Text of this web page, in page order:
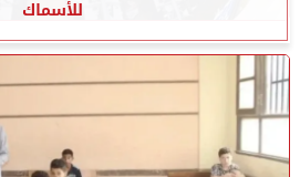
للأسماك